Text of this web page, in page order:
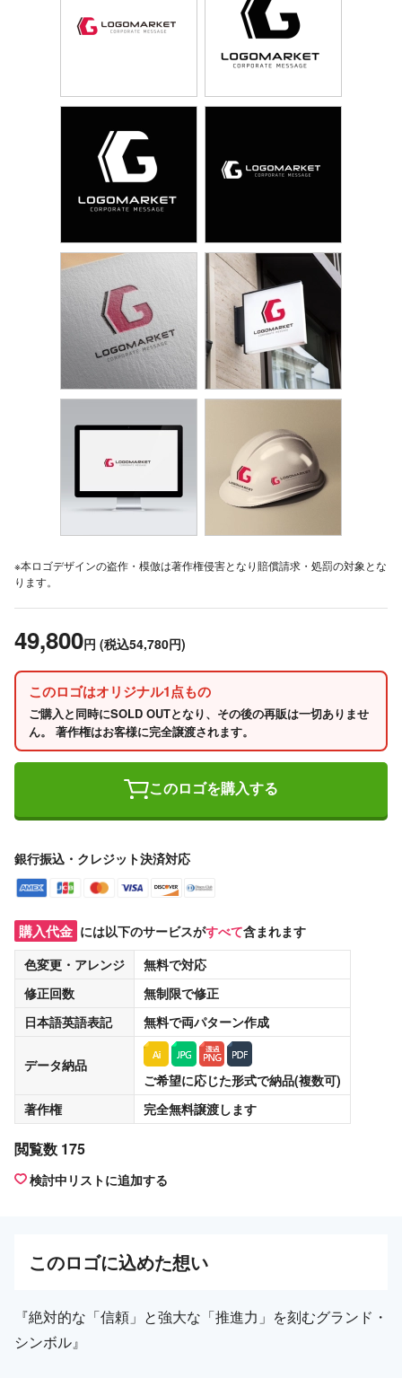
※本ロゴデザインの盗作・模倣は著作権侵害となり賠償請求・処罰の対象とな
ります。
49,800円 (税込54,780円)
このロゴはオリジナル1点もの
ご購入と同時にSOLD OUTとなり、その後の再販は一切ありませ
ん。 著作権はお客様に完全譲渡されます。
このロゴを購入する
銀行振込・クレジット決済対応
購入代金 には以下のサービスがすべて含まれます
色変更・アレンジ
無料で対応
修正回数
無制限で修正
日本語英語表記
無料で両パターン作成
データ納品
ご希望に応じた形式で納品(複数可)
著作権
完全無料譲渡します
閲覧数 175
検討中リストに追加する
このロゴに込めた想い
『絶対的な「信頼」と強大な「推進力」を刻むグランド・
シンボル』